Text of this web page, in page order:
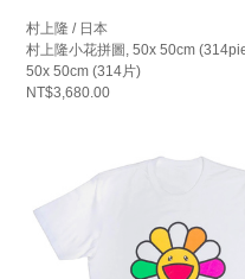
村上隆 / 日本
村上隆小花拼圖, 50x 50cm
50x 50cm (314片)
NT$3,680.00